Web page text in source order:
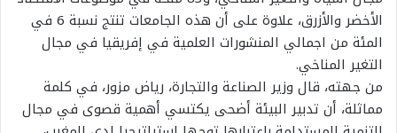
الأخضر والأزرق، علاوة على أن هذه الجامعات تنتج نسبة 6 في
المئة من اجمالي المنشورات العلمية في إفريقيا في مجال
التغير المناخي.
من جهته، قال وزير الصناعة والتجارة، رياض مزور، في كلمة
مماثلة، أن تدبير البيئة أضحى يكتسي أهمية قصوى في مجال